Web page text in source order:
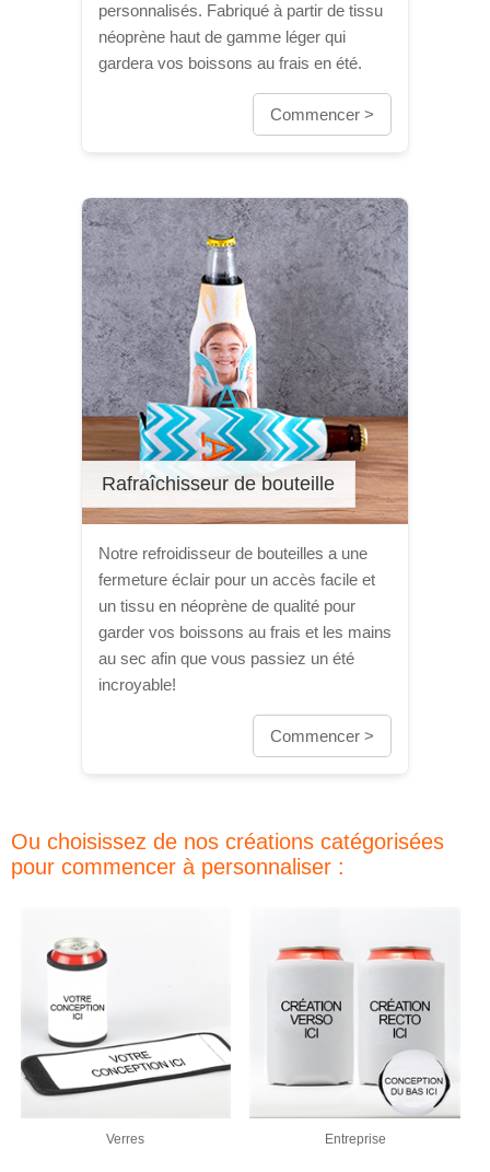
personnalisés. Fabriqué à partir de tissu
néoprène haut de gamme léger qui
gardera vos boissons au frais en été.
Commencer >
Rafraîchisseur de bouteille
Notre refroidisseur de bouteilles a une
fermeture éclair pour un accès facile et
un tissu en néoprène de qualité pour
garder vos boissons au frais et les mains
au sec afin que vous passiez un été
incroyable!
Commencer >
Ou choisissez de nos créations catégorisées
pour commencer à personnaliser :
Verres Entreprise